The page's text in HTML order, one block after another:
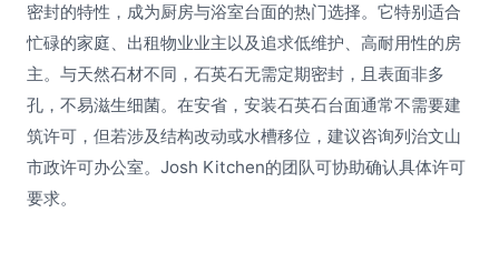
密封的特性，成为厨房与浴室台面的热门选择。它特别适合
忙碌的家庭、出租物业业主以及追求低维护、高耐用性的房
主。与天然石材不同，石英石无需定期密封，且表面非多
孔，不易滋生细菌。在安省，安装石英石台面通常不需要建
筑许可，但若涉及结构改动或水槽移位，建议咨询列治文山
市政许可办公室。Josh Kitchen的团队可协助确认具体许可
要求。